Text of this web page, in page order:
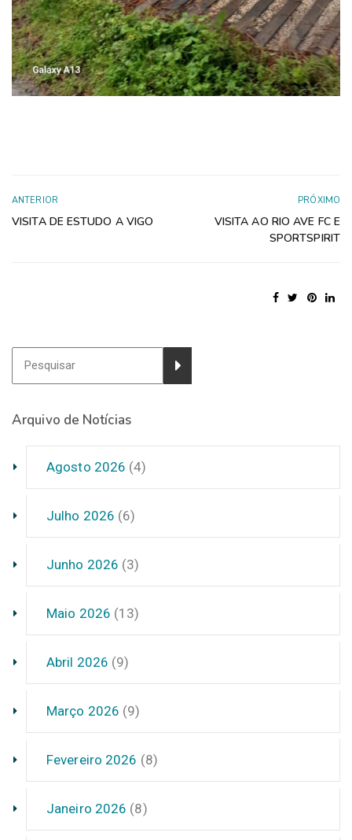
ANTERIOR
VISITA DE ESTUDO A VIGO
PRÓXIMO
VISITA AO RIO AVE FC E
SPORTSPIRIT
Arquivo de Notícias
Agosto 2026 (4)
Julho 2026 (6)
Junho 2026 (3)
Maio 2026 (13)
Abril 2026 (9)
Março 2026 (9)
Fevereiro 2026 (8)
Janeiro 2026 (8)